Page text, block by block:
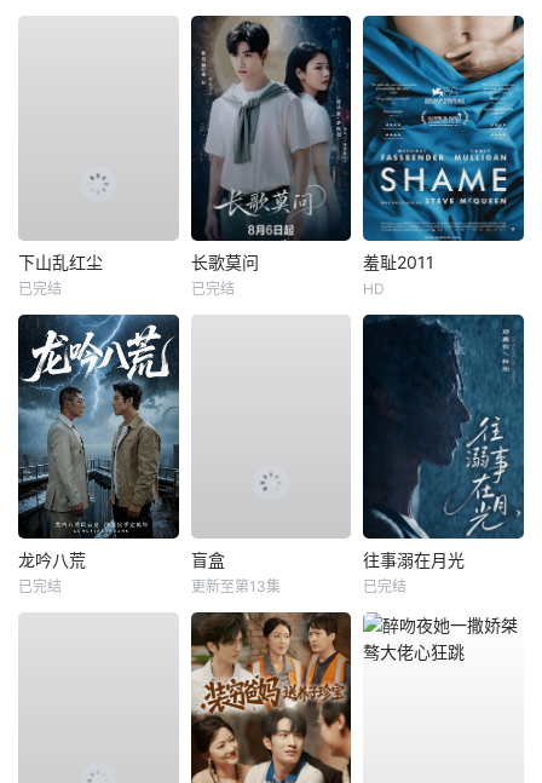
下山乱红尘
已完结
长歌莫问
已完结
羞耻2011
HD
龙吟八荒
已完结
盲盒
更新至第13集
往事溺在月光
已完结